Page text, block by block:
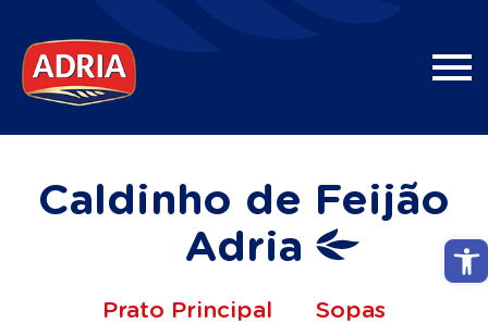
Caldinho de Feijão
Adria
Prato Principal Sopas